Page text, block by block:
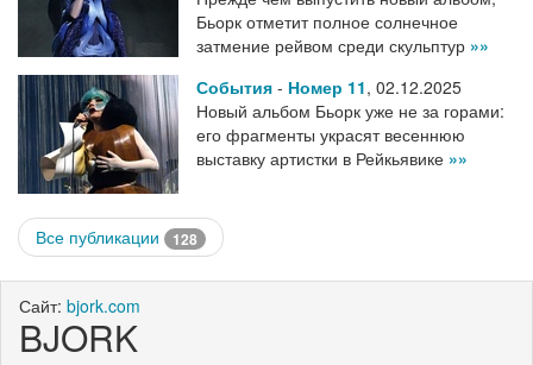
Бьорк отметит полное солнечное
затмение рейвом среди скульптур »»
События - Номер 11, 02.12.2025
Новый альбом Бьорк уже не за горами:
его фрагменты украсят весеннюю
выставку артистки в Рейкьявике »»
Все публикации 128
Сайт: bjork.com
BJORK